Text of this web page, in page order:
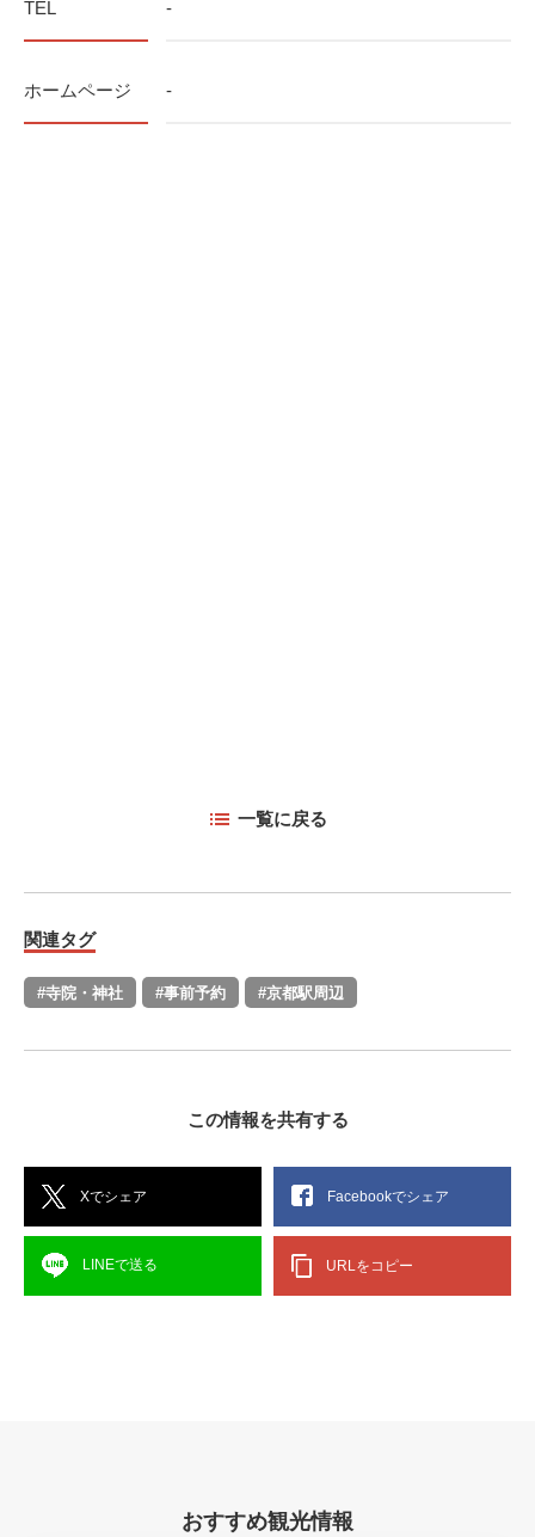
TEL -
ホームページ -
一覧に戻る
関連タグ
#寺院・神社 #事前予約 #京都駅周辺
この情報を共有する
Xでシェア Facebookでシェア
LINEで送る URLをコピー
おすすめ観光情報